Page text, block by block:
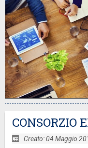
CONSORZIO
Creato: 04 Maggio